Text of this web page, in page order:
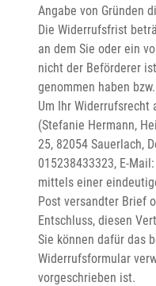
Angabe von Gründen
Die Widerrufsfrist
an dem Sie oder ein
nicht der Beförderer
genommen haben
Um Ihr Widerrufsrecht
(Stefanie Hermann,
25, 82054 Sauerlach,
015238433323, E-
mittels einer
Post versandter Brief
Entschluss, diesen
Sie können dafür das
Widerrufsformular
vorgeschrieben ist.